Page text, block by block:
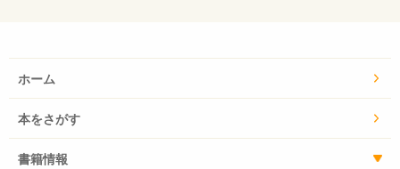
ホーム
本をさがす
書籍情報